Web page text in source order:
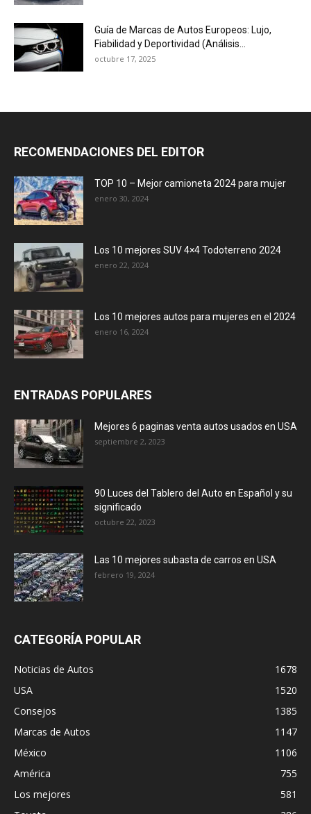
Guía de Marcas de Autos Europeos: Lujo,
Fiabilidad y Deportividad (Análisis...
octubre 17, 2025
RECOMENDACIONES DEL EDITOR
TOP 10 – Mejor camioneta 2024 para mujer
enero 30, 2024
Los 10 mejores SUV 4×4 Todoterreno 2024
enero 22, 2024
Los 10 mejores autos para mujeres en el 2024
enero 16, 2024
ENTRADAS POPULARES
Mejores 6 paginas venta autos usados en USA
septiembre 2, 2023
90 Luces del Tablero del Auto en Español y su
significado
octubre 22, 2023
Las 10 mejores subasta de carros en USA
febrero 19, 2024
CATEGORÍA POPULAR
Noticias de Autos
1678
USA
1520
Consejos
1385
Marcas de Autos
1147
México
1106
América
755
Los mejores
581